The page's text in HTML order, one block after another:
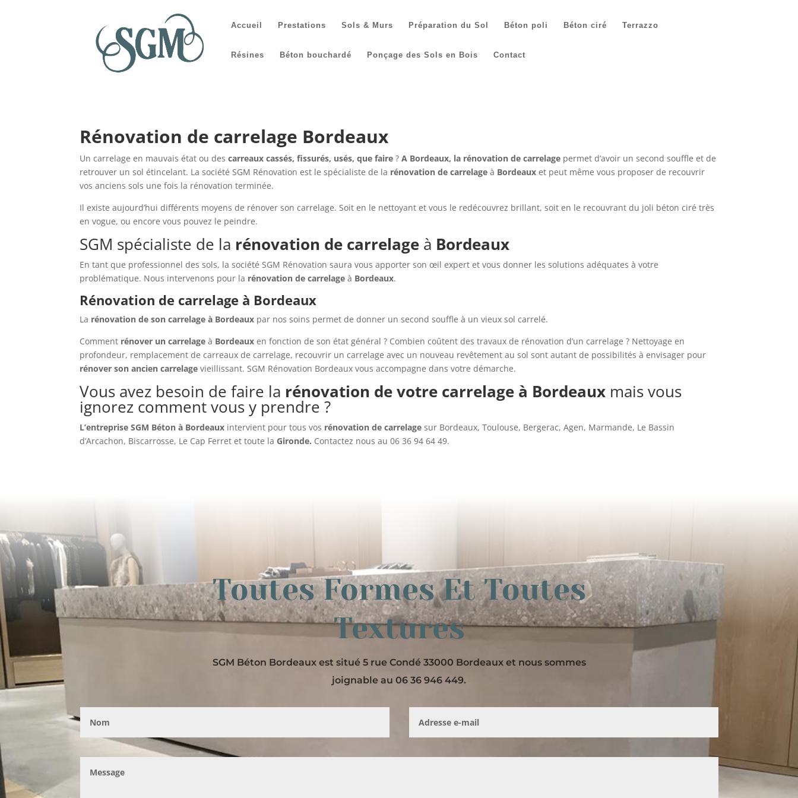
Accueil Prestations Sols & Murs Préparation du Sol Béton poli Béton ciré Terrazzo
Résines Béton bouchardé Ponçage des Sols en Bois Contact
Rénovation de carrelage Bordeaux
Un carrelage en mauvais état ou descarreaux cassés, fissurés, usés, que faire ?A Bordeaux, la rénovation de carrelage permet d’avoir un second souffle et de
retrouver un sol étincelant. La société SGM Rénovation est le spécialiste de la rénovation de carrelage à Bordeaux et peut même vous proposer de recouvrir
vos anciens sols une fois la rénovation terminée.
Il existe aujourd’hui différents moyens de rénover son carrelage. Soit en le nettoyant et vous le redécouvrez brillant, soit en le recouvrant du joli béton ciré très
en vogue, ou encore vous pouvez le peindre.
SGM spécialiste de la rénovation de carrelage à Bordeaux
En tant que professionnel des sols, la société SGM Rénovation saura vous apporter son œil expert et vous donner les solutions adéquates à votre
problématique. Nous intervenons pour la rénovation de carrelage à Bordeaux.
Rénovation de carrelage à Bordeaux
La rénovation de son carrelage à Bordeaux par nos soins permet de donner un second souffle à un vieux sol carrelé.
Comment rénover un carrelage à Bordeaux en fonction de son état général ? Combien coûtent des travaux de rénovation d’un carrelage ? Nettoyage en
profondeur, remplacement de carreaux de carrelage, recouvrir un carrelage avec un nouveau revêtement au sol sont autant de possibilités à envisager pour
rénover son ancien carrelage vieillissant. SGM Rénovation Bordeaux vous accompagne dans votre démarche.
Vous avez besoin de faire la rénovation de votre carrelage à Bordeaux mais vous
ignorez comment vous y prendre ?
L’entreprise SGM Béton à Bordeaux intervient pour tous vos rénovation de carrelagesur Bordeaux, Toulouse, Bergerac, Agen, Marmande, Le Bassin
d’Arcachon, Biscarrosse, Le Cap Ferret et toute la Gironde. Contactez nous au 06 36 94 64 49.
Toutes Formes Et Toutes
Textures
SGM Béton Bordeaux est situé 5 rue Condé 33000 Bordeaux et nous sommes
joignable au 06 36 946 449.